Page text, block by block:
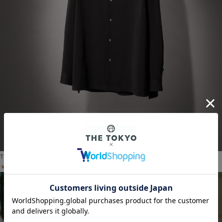
THE TOKYO
Light Matte Stretch Jersey L/S Shirt
￥29,700